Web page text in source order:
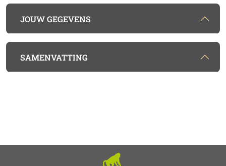
JOUW GEGEVENS
SAMENVATTING